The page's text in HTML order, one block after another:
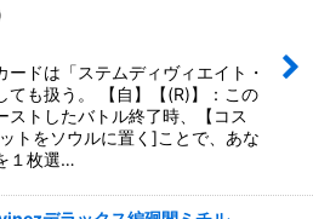
ードは「ステムディヴィエイト・
ても扱う。 【自】【(R)】：この
ストしたバトル終了時、【コス
トをソウルに置く]ことで、あな
１枚選…